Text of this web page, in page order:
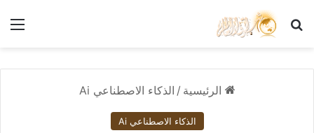
بحث عن
الرئيسية / الذكاء الاصطناعي Ai
الذكاء الاصطناعي Ai